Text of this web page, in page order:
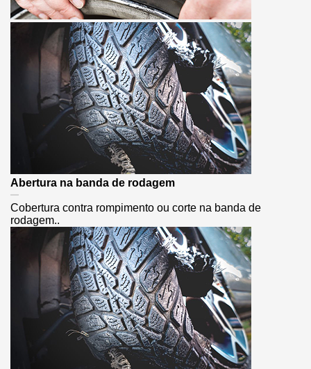
Abertura na banda de rodagem
Cobertura contra rompimento ou corte na banda de
rodagem..